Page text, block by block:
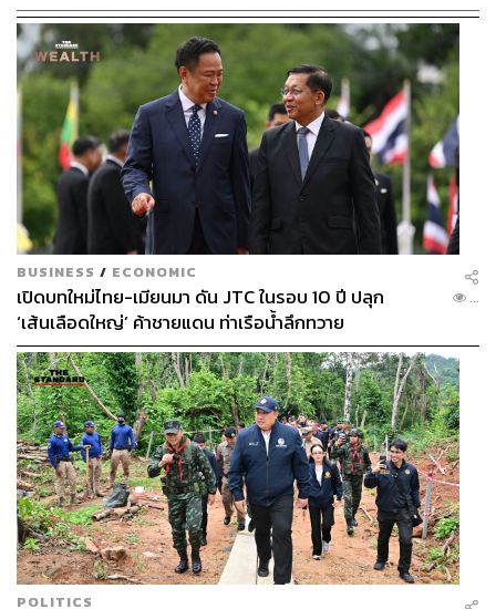
BUSINESS / ECONOMIC
เปิดบทใหม่ไทย-เมียนมา ดัน JTC ในรอบ 10 ปี ปลุก
‘เส้นเลือดใหญ่’ ค้าชายแดน ท่าเรือน้ำลึกทวาย
...
POLITICS